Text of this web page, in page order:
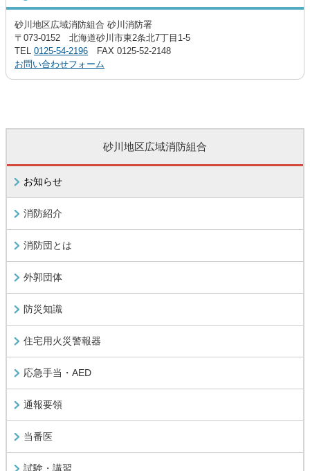
砂川地区広域消防組合 砂川消防署
〒073-0152 北海道砂川市東2条北7丁目1-5
TEL 0125-54-2196 FAX 0125-52-2148
お問い合わせフォーム
砂川地区広域消防組合
お知らせ
消防紹介
消防団とは
外郭団体
防災知識
住宅用火災警報器
応急手当・AED
通報要領
当番医
試験・講習